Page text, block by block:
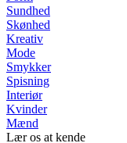
Sundhed
Skønhed
Kreativ
Mode
Smykker
Spisning
Interiør
Kvinder
Mænd
Lær os at kende